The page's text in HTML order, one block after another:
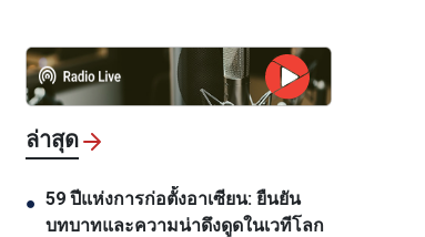
ล่าสุด
● 59 ปีแห่งการก่อตั้งอาเซียน: ยืนยัน
บทบาทและความน่าดึงดูดในเวทีโลก